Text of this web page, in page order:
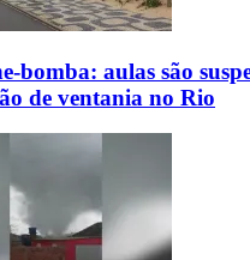
bomba: aulas são
de ventania no Rio